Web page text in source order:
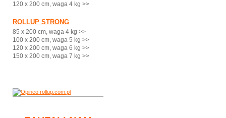
120 x 200 cm, waga 4 kg >>
ROLLUP STRONG
85 x 200 cm, waga 4 kg >>
100 x 200 cm, waga 5 kg >>
120 x 200 cm, waga 6 kg >>
150 x 200 cm, waga 7 kg >>